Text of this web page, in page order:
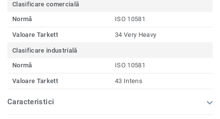
Clasificare comercială
Normă
ISO 10581
Valoare Tarkett 34 Very Heavy
Clasificare industrială
Normă
ISO 10581
Valoare Tarkett 43 Intens
Caracteristici